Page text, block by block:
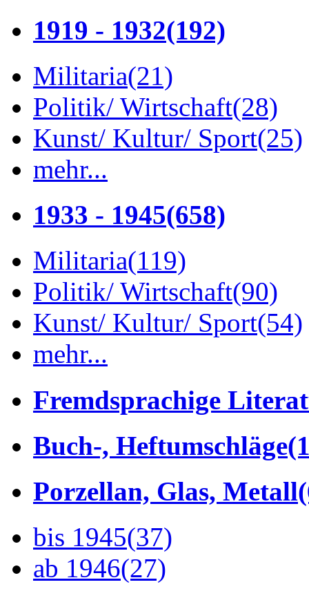
1919 - 1932(192)
Militaria(21)
Politik/ Wirtschaft(28)
Kunst/ Kultur/ Sport(25)
mehr...
1933 - 1945(658)
Militaria(119)
Politik/ Wirtschaft(90)
Kunst/ Kultur/ Sport(54)
mehr...
Fremdsprachige
Buch-, Heftumschläge
Porzellan, Glas, Metall
bis 1945(37)
ab 1946(27)